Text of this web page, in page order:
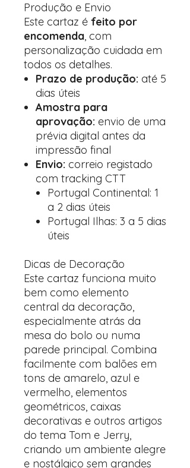
Produção e Envio
Este cartaz é feito por
encomenda, com
personalização cuidada em
todos os detalhes.
Prazo de produção: até 5
dias úteis
Amostra para
aprovação: envio de uma
prévia digital antes da
impressão final
Envio: correio registado
com tracking CTT
Portugal Continental: 1
a 2 dias úteis
Portugal Ilhas: 3 a 5 dias
úteis
Dicas de Decoração
Este cartaz funciona muito
bem como elemento
central da decoração,
especialmente atrás da
mesa do bolo ou numa
parede principal. Combina
facilmente com balões em
tons de amarelo, azul e
vermelho, elementos
geométricos, caixas
decorativas e outros artigos
do tema Tom e Jerry,
criando um ambiente alegre
e nostálgico sem grandes